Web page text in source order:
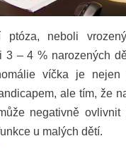
ptóza, neboli
3 – 4 % narozených
víčka je nejen
ale tím, že
negativně ovlivnit
u malých dětí.